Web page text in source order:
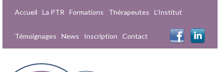
Accueil La PTR Formations Thérapeutes L’Institut
Témoignages News Inscription Contact